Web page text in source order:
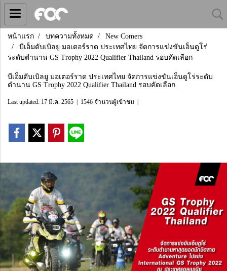
หน้าแรก บทความทั้งหมด
New Comers
บีเอ็มดับเบิลยู มอเตอร์ราด ประเทศไทย จัดการแข่งขันเอ็นดูโร่
ระดับตำนาน GS Trophy 2022 Qualifier Thailand รอบคัดเลือก
บีเอ็มดับเบิลยู มอเตอร์ราด ประเทศไทย จัดการแข่งขันเอ็นดูโร่ระดับ
ตำนาน GS Trophy 2022 Qualifier Thailand รอบคัดเลือก
Last updated: 17 มี.ค. 2565 1546 จำนวนผู้เข้าชม